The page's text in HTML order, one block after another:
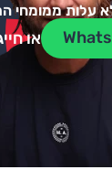
עלות
או